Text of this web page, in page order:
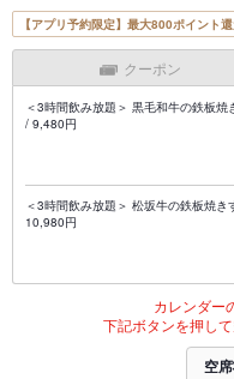
【アプリ予約限定】最大800ポイント
クーポン
＜3時間飲み放題＞ 黒毛和牛の鉄板
/ 9,480円
＜3時間飲み放題＞ 松坂牛の鉄板焼
10,980円
カレンダー
下記ボタンを押し
空